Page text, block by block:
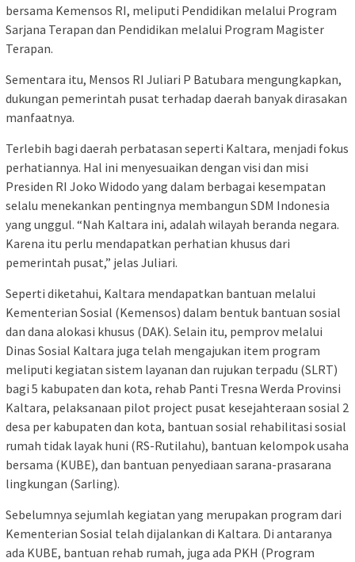
bersama Kemensos RI, meliputi Pendidikan melalui Program
Sarjana Terapan dan Pendidikan melalui Program Magister
Terapan.
Sementara itu, Mensos RI Juliari P Batubara mengungkapkan,
dukungan pemerintah pusat terhadap daerah banyak dirasakan
manfaatnya.
Terlebih bagi daerah perbatasan seperti Kaltara, menjadi fokus
perhatiannya. Hal ini menyesuaikan dengan visi dan misi
Presiden RI Joko Widodo yang dalam berbagai kesempatan
selalu menekankan pentingnya membangun SDM Indonesia
yang unggul. “Nah Kaltara ini, adalah wilayah beranda negara.
Karena itu perlu mendapatkan perhatian khusus dari
pemerintah pusat,” jelas Juliari.
Seperti diketahui, Kaltara mendapatkan bantuan melalui
Kementerian Sosial (Kemensos) dalam bentuk bantuan sosial
dan dana alokasi khusus (DAK). Selain itu, pemprov melalui
Dinas Sosial Kaltara juga telah mengajukan item program
meliputi kegiatan sistem layanan dan rujukan terpadu (SLRT)
bagi 5 kabupaten dan kota, rehab Panti Tresna Werda Provinsi
Kaltara, pelaksanaan pilot project pusat kesejahteraan sosial 2
desa per kabupaten dan kota, bantuan sosial rehabilitasi sosial
rumah tidak layak huni (RS-Rutilahu), bantuan kelompok usaha
bersama (KUBE), dan bantuan penyediaan sarana-prasarana
lingkungan (Sarling).
Sebelumnya sejumlah kegiatan yang merupakan program dari
Kementerian Sosial telah dijalankan di Kaltara. Di antaranya
ada KUBE, bantuan rehab rumah, juga ada PKH (Program